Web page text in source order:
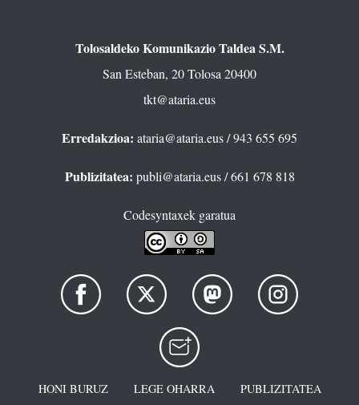
Tolosaldeko Komunikazio Taldea S.M.
San Esteban, 20 Tolosa 20400
tkt@ataria.eus
Erredakzioa: ataria@ataria.eus/ 943 655 695
Publizitatea: publi@ataria.eus/ 661 678 818
Codesyntaxek garatua
HONI BURUZ LEGE OHARRA
PUBLIZITATEA